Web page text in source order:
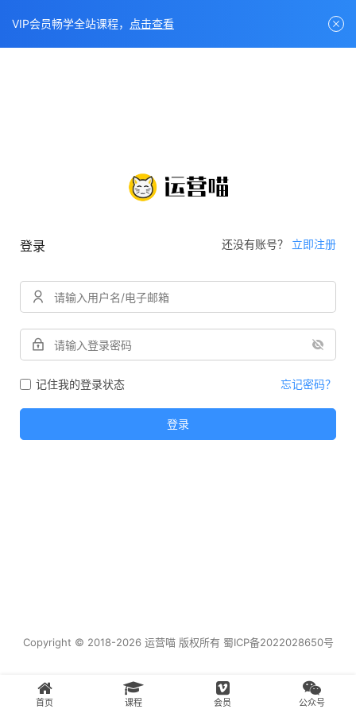
登录 还没有账号？ 立即注册
记住我的登录状态 忘记密码？
登录
Copyright © 2018-2026 运营喵 版权所有 蜀ICP备2022028650号
首页 课程 会员 公众号
VIP会员畅学全站课程， 点击查看